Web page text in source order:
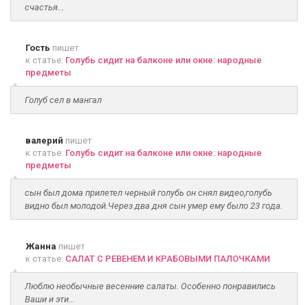
счастья...
Гость пишет
к статье: Голубь сидит на балконе или окне: народные
предметы
Голуб сел в мангал
валерий пишет
к статье: Голубь сидит на балконе или окне: народные
предметы
сын был дома прилетел черный голубь он снял видео,голубь
видно был молодой.Через два дня сын умер ему было 23 года.
Жанна пишет
к статье: САЛАТ С РЕВЕНЕМ И КРАБОВЫМИ ПАЛОЧКАМИ
Люблю необычные весенние салаты. Особенно понравились
Ваши и эти...